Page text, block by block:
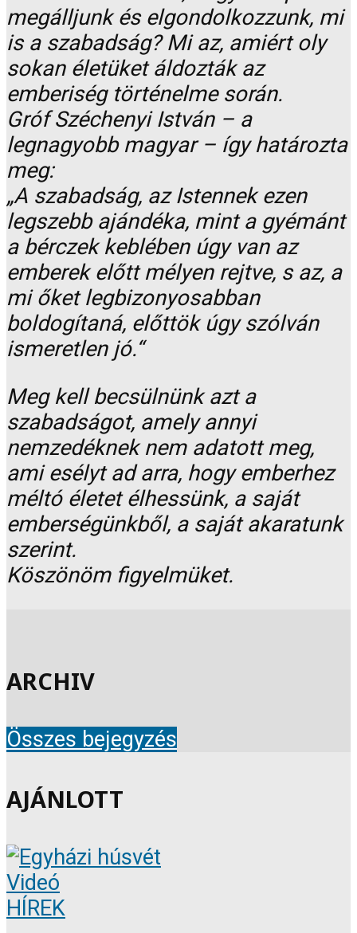
megálljunk és elgondolkozzunk, mi
is a szabadság? Mi az, amiért oly
sokan életüket áldozták az
emberiség történelme során.
Gróf Széchenyi István – a
legnagyobb magyar – így határozta
meg:
„A szabadság, az Istennek ezen
legszebb ajándéka, mint a gyémánt
a bérczek keblében úgy van az
emberek előtt mélyen rejtve, s az, a
mi őket legbizonyosabban
boldogítaná, előttök úgy szólván
ismeretlen jó.“
Meg kell becsülnünk azt a
szabadságot, amely annyi
nemzedéknek nem adatott meg,
ami esélyt ad arra, hogy emberhez
méltó életet élhessünk, a saját
emberségünkből, a saját akaratunk
szerint.
Köszönöm figyelmüket.
ARCHIV
Összes bejegyzés
AJÁNLOTT
Videó
HÍREK